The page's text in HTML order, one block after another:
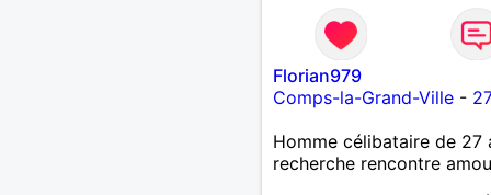
Florian979
Comps-la-Grand-Ville-
Homme célibataire de 27
recherche rencontre